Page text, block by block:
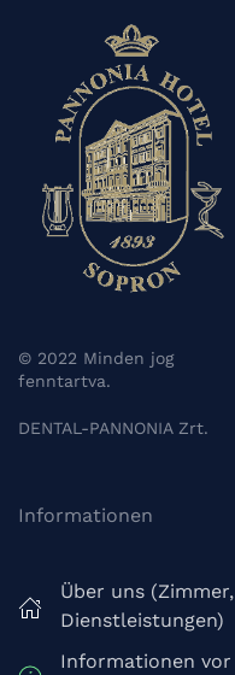
© 2022 Minden jog
fenntartva.
DENTAL-PANNONIA Zrt.
Informationen
Über uns (Zimmer,
Dienstleistungen)
Informationen vor